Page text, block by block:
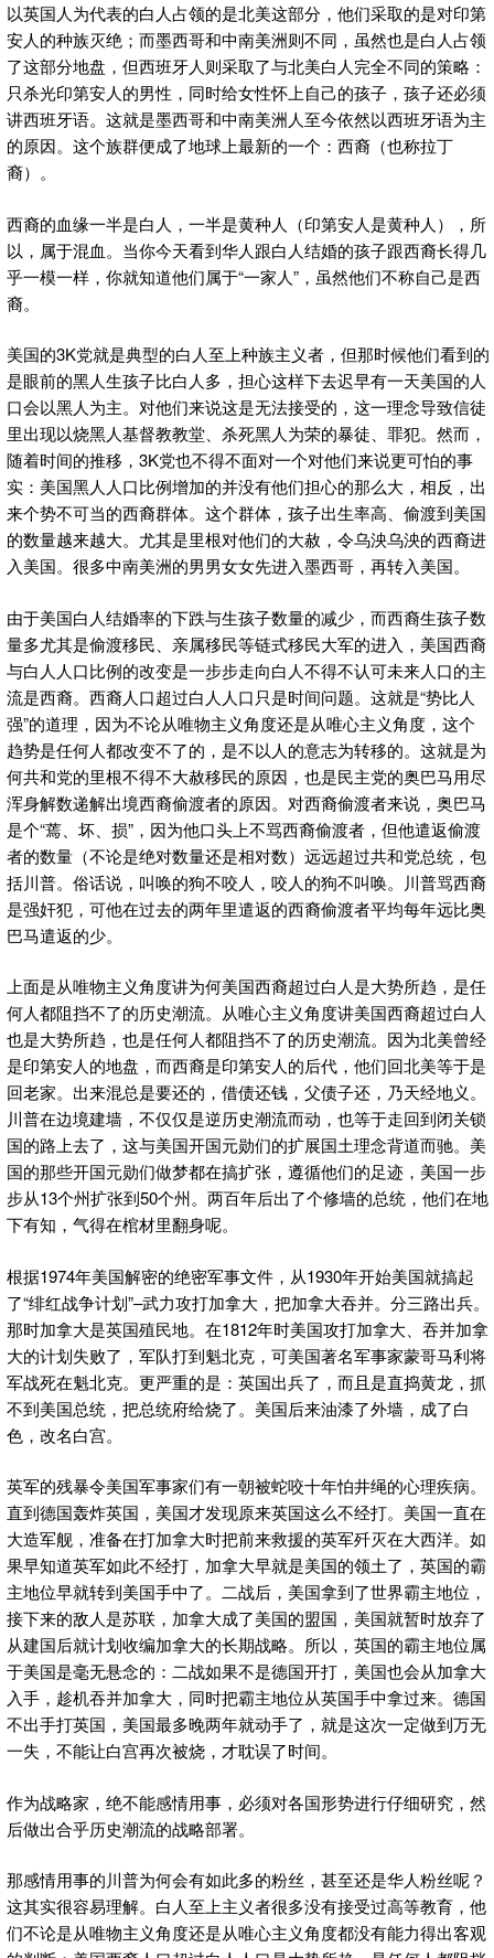
以英国人为代表的白人占领的是北美这部分，他们采取的是对印第
安人的种族灭绝；而墨西哥和中南美洲则不同，虽然也是白人占领
了这部分地盘，但西班牙人则采取了与北美白人完全不同的策略：
只杀光印第安人的男性，同时给女性怀上自己的孩子，孩子还必须
讲西班牙语。这就是墨西哥和中南美洲人至今依然以西班牙语为主
的原因。这个族群便成了地球上最新的一个：西裔（也称拉丁
裔）。
西裔的血缘一半是白人，一半是黄种人（印第安人是黄种人），所
以，属于混血。当你今天看到华人跟白人结婚的孩子跟西裔长得几
乎一模一样，你就知道他们属于“一家人”，虽然他们不称自己是西
裔。
美国的3K党就是典型的白人至上种族主义者，但那时候他们看到的
是眼前的黑人生孩子比白人多，担心这样下去迟早有一天美国的人
口会以黑人为主。对他们来说这是无法接受的，这一理念导致信徒
里出现以烧黑人基督教教堂、杀死黑人为荣的暴徒、罪犯。然而，
随着时间的推移，3K党也不得不面对一个对他们来说更可怕的事
实：美国黑人人口比例增加的并没有他们担心的那么大，相反，出
来个势不可当的西裔群体。这个群体，孩子出生率高、偷渡到美国
的数量越来越大。尤其是里根对他们的大赦，令乌泱乌泱的西裔进
入美国。很多中南美洲的男男女女先进入墨西哥，再转入美国。
由于美国白人结婚率的下跌与生孩子数量的减少，而西裔生孩子数
量多尤其是偷渡移民、亲属移民等链式移民大军的进入，美国西裔
与白人人口比例的改变是一步步走向白人不得不认可未来人口的主
流是西裔。西裔人口超过白人人口只是时间问题。这就是“势比人
强”的道理，因为不论从唯物主义角度还是从唯心主义角度，这个
趋势是任何人都改变不了的，是不以人的意志为转移的。这就是为
何共和党的里根不得不大赦移民的原因，也是民主党的奥巴马用尽
浑身解数递解出境西裔偷渡者的原因。对西裔偷渡者来说，奥巴马
是个“蔫、坏、损”，因为他口头上不骂西裔偷渡者，但他遣返偷渡
者的数量（不论是绝对数量还是相对数）远远超过共和党总统，包
括川普。俗话说，叫唤的狗不咬人，咬人的狗不叫唤。川普骂西裔
是强奸犯，可他在过去的两年里遣返的西裔偷渡者平均每年远比奥
巴马遣返的少。
上面是从唯物主义角度讲为何美国西裔超过白人是大势所趋，是任
何人都阻挡不了的历史潮流。从唯心主义角度讲美国西裔超过白人
也是大势所趋，也是任何人都阻挡不了的历史潮流。因为北美曾经
是印第安人的地盘，而西裔是印第安人的后代，他们回北美等于是
回老家。出来混总是要还的，借债还钱，父债子还，乃天经地义。
川普在边境建墙，不仅仅是逆历史潮流而动，也等于走回到闭关锁
国的路上去了，这与美国开国元勋们的扩展国土理念背道而驰。美
国的那些开国元勋们做梦都在搞扩张，遵循他们的足迹，美国一步
步从13个州扩张到50个州。两百年后出了个修墙的总统，他们在地
下有知，气得在棺材里翻身呢。
根据1974年美国解密的绝密军事文件，从1930年开始美国就搞起
了“绯红战争计划”–武力攻打加拿大，把加拿大吞并。分三路出兵。
那时加拿大是英国殖民地。在1812年时美国攻打加拿大、吞并加拿
大的计划失败了，军队打到魁北克，可美国著名军事家蒙哥马利将
军战死在魁北克。更严重的是：英国出兵了，而且是直捣黄龙，抓
不到美国总统，把总统府给烧了。美国后来油漆了外墙，成了白
色，改名白宫。
英军的残暴令美国军事家们有一朝被蛇咬十年怕井绳的心理疾病。
直到德国轰炸英国，美国才发现原来英国这么不经打。美国一直在
大造军舰，准备在打加拿大时把前来救援的英军歼灭在大西洋。如
果早知道英军如此不经打，加拿大早就是美国的领土了，英国的霸
主地位早就转到美国手中了。二战后，美国拿到了世界霸主地位，
接下来的敌人是苏联，加拿大成了美国的盟国，美国就暂时放弃了
从建国后就计划收编加拿大的长期战略。所以，英国的霸主地位属
于美国是毫无悬念的：二战如果不是德国开打，美国也会从加拿大
入手，趁机吞并加拿大，同时把霸主地位从英国手中拿过来。德国
不出手打英国，美国最多晚两年就动手了，就是这次一定做到万无
一失，不能让白宫再次被烧，才耽误了时间。
作为战略家，绝不能感情用事，必须对各国形势进行仔细研究，然
后做出合乎历史潮流的战略部署。
那感情用事的川普为何会有如此多的粉丝，甚至还是华人粉丝呢？
这其实很容易理解。白人至上主义者很多没有接受过高等教育，他
们不论是从唯物主义角度还是从唯心主义角度都没有能力得出客观